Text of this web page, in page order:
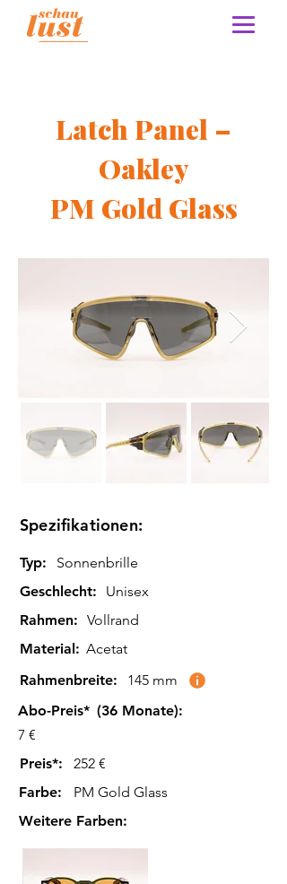
Latch Panel –
Oakley
PM Gold Glass
Spezifikationen:
Typ:
Sonnenbrille
Geschlecht:
Unisex
Rahmen: Vollrand
Material: Acetat
Rahmenbreite:
145 mm
Abo-Preis* (36 Monate):
7 €
Preis*:
252 €
Farbe:
PM Gold Glass
Weitere Farben: